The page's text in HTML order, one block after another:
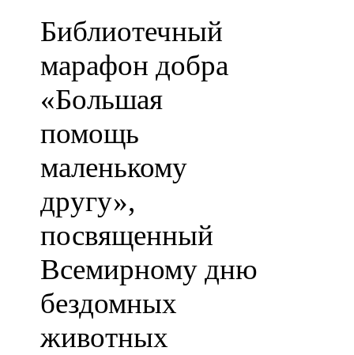
Библиотечный
марафон добра
«Большая
помощь
маленькому
другу»,
посвященный
Всемирному дню
бездомных
животных